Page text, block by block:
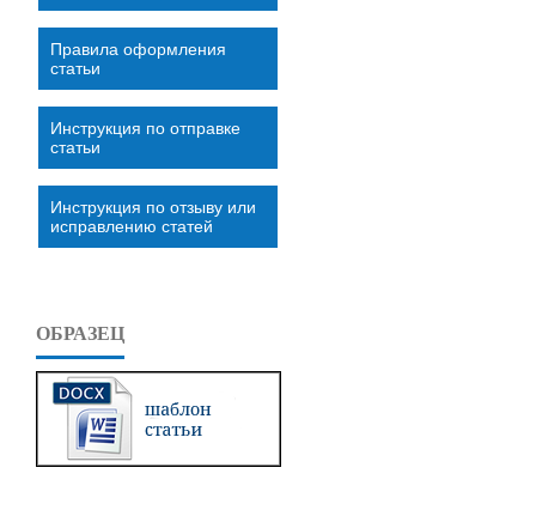
Правила оформления
статьи
Инструкция по отправке
статьи
Инструкция по отзыву или
исправлению статей
ОБРАЗЕЦ